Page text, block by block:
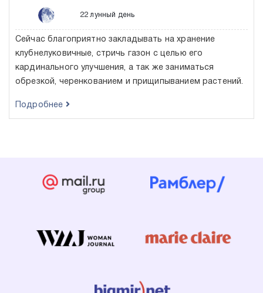
22 лунный день
Сейчас благоприятно закладывать на хранение
клубнелуковичные, стричь газон с целью его
кардинального улучшения, а так же заниматься
обрезкой, черенкованием и прищипыванием растений.
Подробнее